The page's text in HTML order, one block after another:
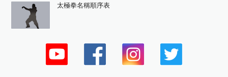
太極拳名稱順序表